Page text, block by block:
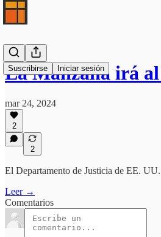
Suscribirse Iniciar sesión
La Manzana irá
mar 24, 2024
2
2
El Departamento de Justicia de EE.
Leer →
Comentarios